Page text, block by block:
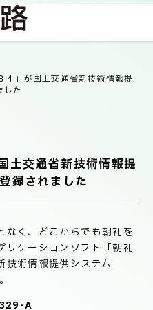
ジ/企業理念
ティ
４」が国土交通省新技術情報提
した
土交通省新技術情報提
録されました
なく、どこからでも朝礼を
リケーションソフト「朝礼
技術情報提供システム
A